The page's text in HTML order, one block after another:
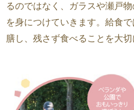
るのではなく、ガラスや瀬戸
を身につけていきます。給食
膳し、残さず食べることを大切